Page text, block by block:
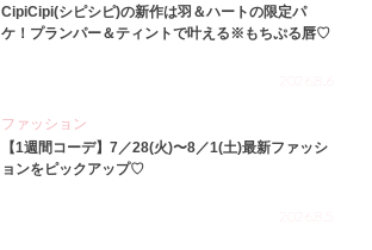
CipiCipi(シピシピ)の新作は羽＆ハートの限定パ
ケ！プランパー＆ティントで叶える※もちぷる唇♡
ファッション
【1週間コーデ】7／28(火)〜8／1(土)最新ファッシ
ョンをピックアップ♡